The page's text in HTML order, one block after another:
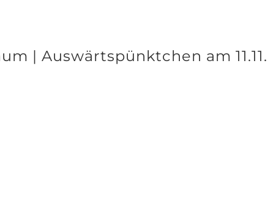
| Auswärtspünktchen am 11.11.